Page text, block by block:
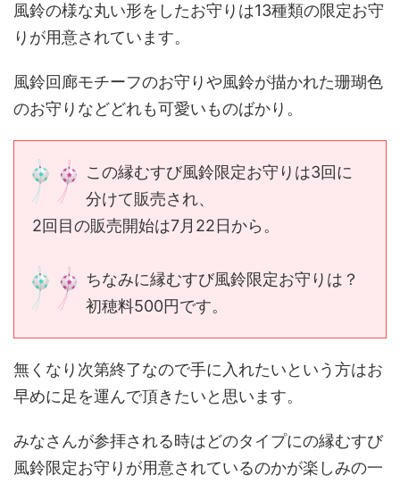
風鈴の様な丸い形をしたお守りは13種類の限定お守
りが用意されています。
風鈴回廊モチーフのお守りや風鈴が描かれた珊瑚色
のお守りなどどれも可愛いものばかり。
この縁むすび風鈴限定お守りは3回に
分けて販売され、
2回目の販売開始は7月22日から。
ちなみに縁むすび風鈴限定お守りは？
初穂料500円です。
無くなり次第終了なので手に入れたいという方はお
早めに足を運んで頂きたいと思います。
みなさんが参拝される時はどのタイプにの縁むすび
風鈴限定お守りが用意されているのかが楽しみの一